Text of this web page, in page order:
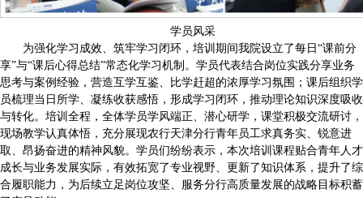
学员风采
为强化学习成效、筑牢学习闭环，培训期间我院设立了每日“课前分
享”与“课后心得总结”常态化学习机制。学员代表结合岗位实践分享业务
思考与案例经验，营造互学互鉴、比学赶超的浓厚学习氛围；课后组织学
员梳理当日所学、凝练收获感悟，形成学习闭环，推动理论知识深度吸收
与转化。培训全程，全体学员学风端正、潜心研学，课堂积极交流研讨，
现场教学认真体悟，充分展现农行天津分行青年员工求真务实、锐意进
取、昂扬奋进的精神风貌。学员们纷纷表示，本次培训课程贴合青年人才
成长与业务发展实际，有效拓宽了专业视野、更新了知识体系，提升了综
合履职能力，为后续立足岗位攻坚、服务分行高质量发展的战略目标积蓄